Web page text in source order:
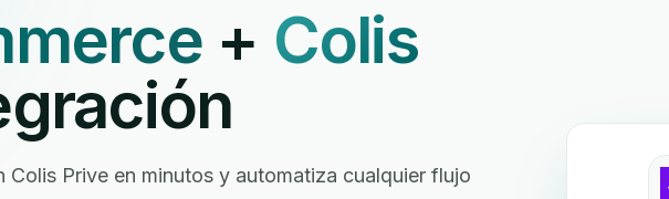
+ Colis
Colis Prive en minutos y automatiza cualquier flujo